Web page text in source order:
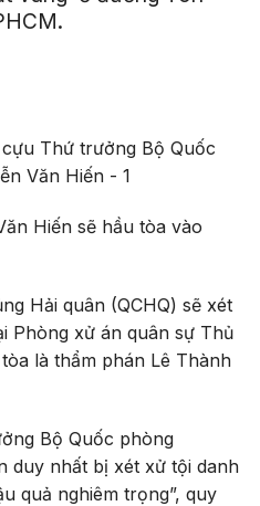
Hiến sẽ hầu tòa vào
Hải quân (QCHQ) sẽ xét
Phòng xử án quân sự Thủ
là thẩm phán Lê Thành
Bộ Quốc phòng
duy nhất bị xét xử tội danh
quả nghiêm trọng”, quy